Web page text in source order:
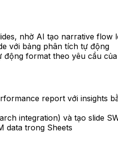
nhờ AI tạo narrative flow
với bảng phân tích tự động
format theo yêu cầu của
report với insights
integration) và tạo slide
data trong Sheets